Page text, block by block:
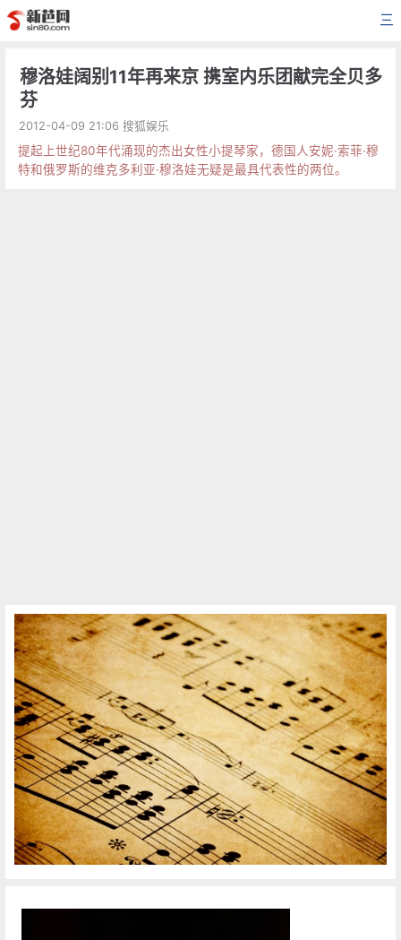
三
穆洛娃阔别11年再来京 携室内乐团献完全贝多
芬
2012-04-09 21:06 搜狐娱乐
提起上世纪80年代涌现的杰出女性小提琴家，德国人安妮·索菲·穆
特和俄罗斯的维克多利亚·穆洛娃无疑是最具代表性的两位。